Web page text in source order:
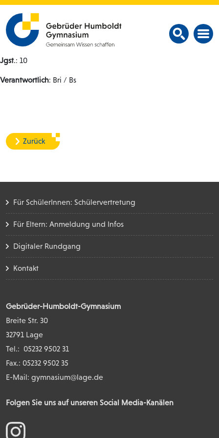
Jgst.: 10
Verantwortlich: Bri / Bs
Zurück
Für SchülerInnen: Schülervertretung
Für Eltern: Anmeldung und Infos
Digitaler Rundgang
Kontakt
Gebrüder-Humboldt-Gymnasium
Breite Str. 30
32791 Lage
Tel.: 05232 9502 31
Fax.: 05232 9502 35
E-Mail: gymnasium@lage.de
Folgen Sie uns auf unseren Social Media-Kanälen